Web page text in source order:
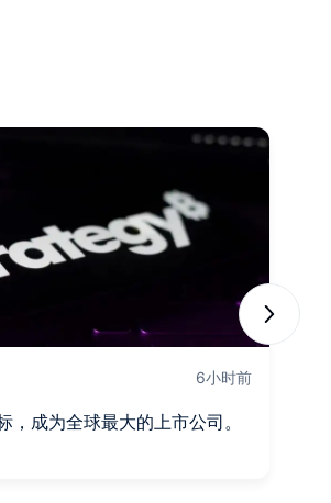
6小时前
，成为全球最大的上市公司。
Next